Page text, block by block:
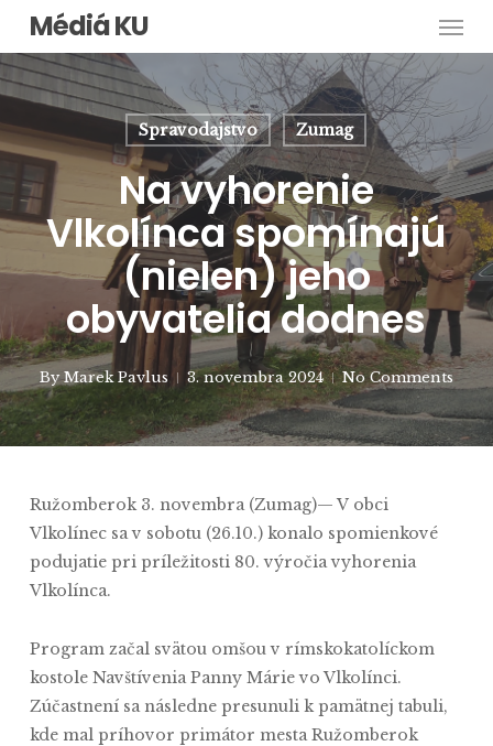
Skip
main
content
Médiá KU
Spravodajstvo Zumag
Na vyhorenie
Vlkolínca spomínajú
(nielen) jeho
obyvatelia dodnes
By Marek Pavlus 3. novembra 2024 No Comments
Ružomberok 3. novembra (Zumag)— V obci
Vlkolínec sa v sobotu (26.10.) konalo spomienkové
podujatie pri príležitosti 80. výročia vyhorenia
Vlkolínca.
Program začal svätou omšou v rímskokatolíckom
kostole Navštívenia Panny Márie vo Vlkolínci.
Zúčastnení sa následne presunuli k pamätnej tabuli,
kde mal príhovor primátor mesta Ružomberok